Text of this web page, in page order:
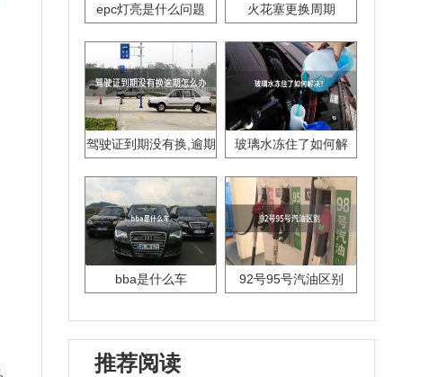
epc灯亮是什么问题 火花塞更换周期
驾驶证到期没有换,逾期
玻璃水冻住了如何解
bba是什么车 92号95号汽油区别
推荐阅读